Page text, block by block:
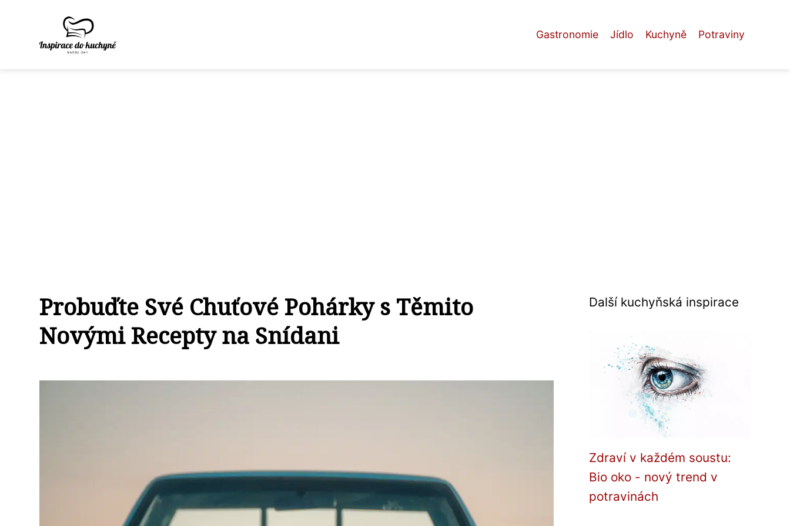
Gastronomie Jídlo Kuchyně Potraviny
Probuďte Své Chuťové Pohárky s Těmito
Novými Recepty na Snídani
Další kuchyňská inspirace
Zdraví v každém soustu:
Bio oko - nový trend v
potravinách